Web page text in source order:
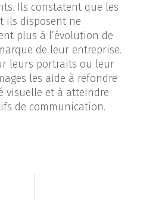
Ils constatent que les
ils disposent ne
plus à l’évolution de
de leur entreprise.
leurs portraits ou leur
les aide à refondre
visuelle et à atteindre
de communication.